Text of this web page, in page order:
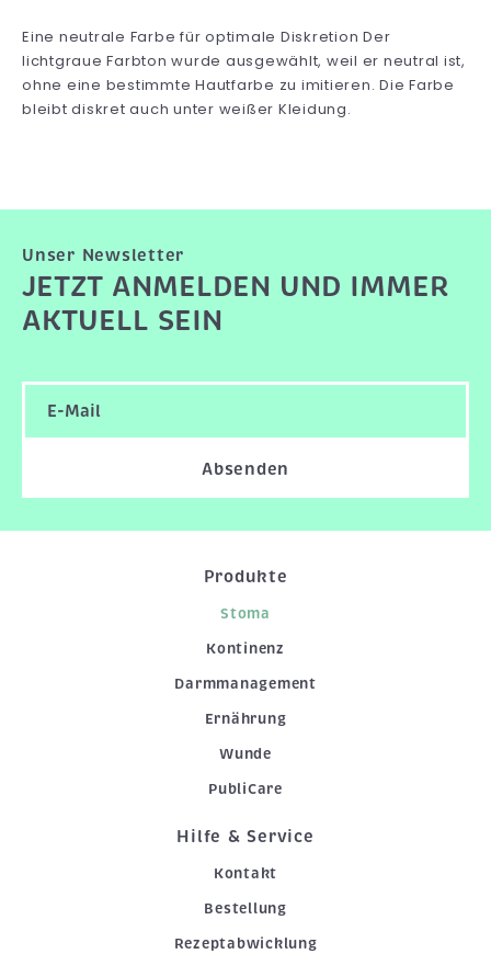
Eine neutrale Farbe für optimale Diskretion Der
lichtgraue Farbton wurde ausgewählt, weil er neutral ist,
ohne eine bestimmte Hautfarbe zu imitieren. Die Farbe
bleibt diskret auch unter weißer Kleidung.
Unser Newsletter
JETZT ANMELDEN UND IMMER
AKTUELL SEIN
Absenden
Produkte
Stoma
Kontinenz
Darmmanagement
Ernährung
Wunde
PubliCare
Hilfe & Service
Kontakt
Bestellung
Rezeptabwicklung